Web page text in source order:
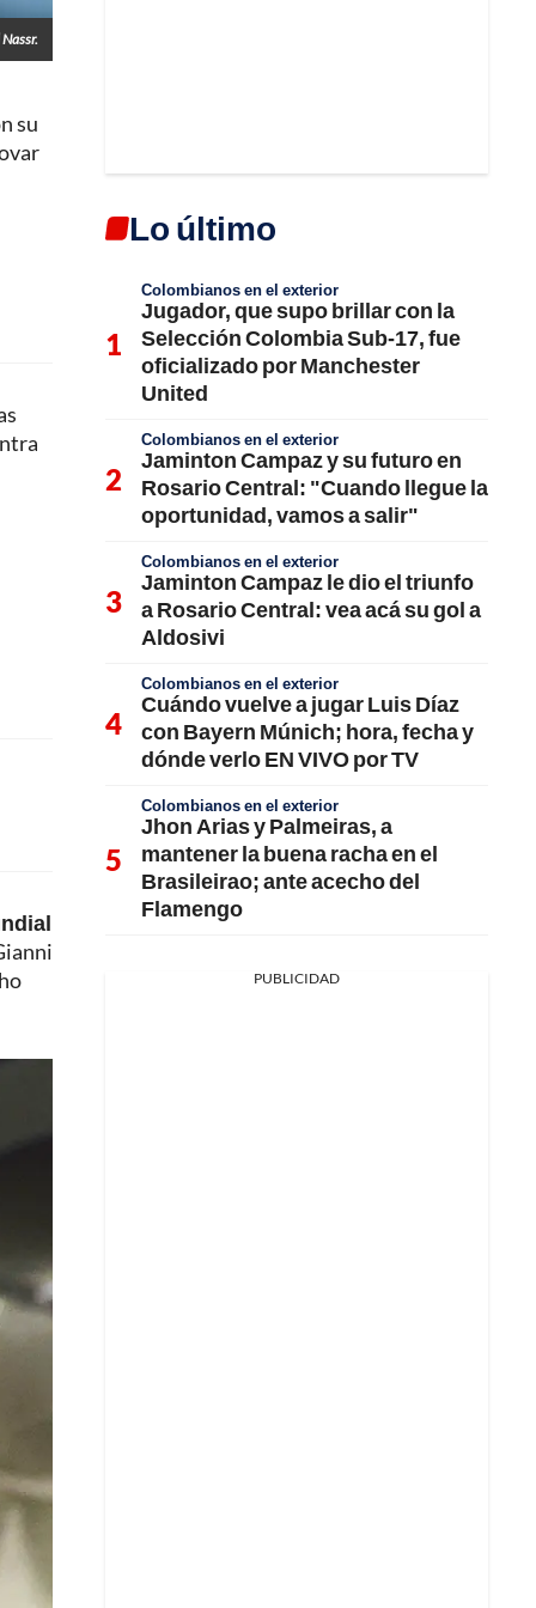
su
Lo último
Colombianos en el exterior
Jugador, que supo brillar con la
Selección Colombia Sub-17, fue
oficializado por Manchester
United
Colombianos en el exterior
Jaminton Campaz y su futuro en
Rosario Central: "Cuando llegue la
oportunidad, vamos a salir"
Colombianos en el exterior
Jaminton Campaz le dio el triunfo
a Rosario Central: vea acá su gol a
Aldosivi
Colombianos en el exterior
Cuándo vuelve a jugar Luis Díaz
con Bayern Múnich; hora, fecha y
dónde verlo EN VIVO por TV
Colombianos en el exterior
Jhon Arias y Palmeiras, a
mantener la buena racha en el
Brasileirao; ante acecho del
Flamengo
PUBLICIDAD